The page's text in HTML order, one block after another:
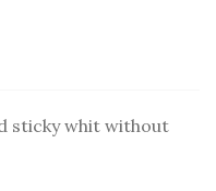
sticky whit without